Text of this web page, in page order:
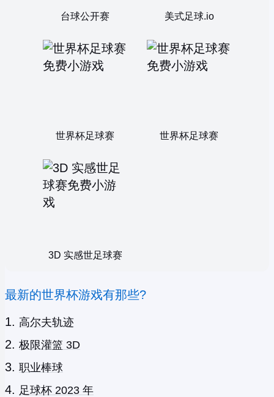
台球公开赛 美式足球.io
世界杯足球赛 世界杯足球赛
3D 实感世足球赛
最新的世界杯游戏有那些?
高尔夫轨迹
极限灌篮 3D
职业棒球
足球杯 2023 年